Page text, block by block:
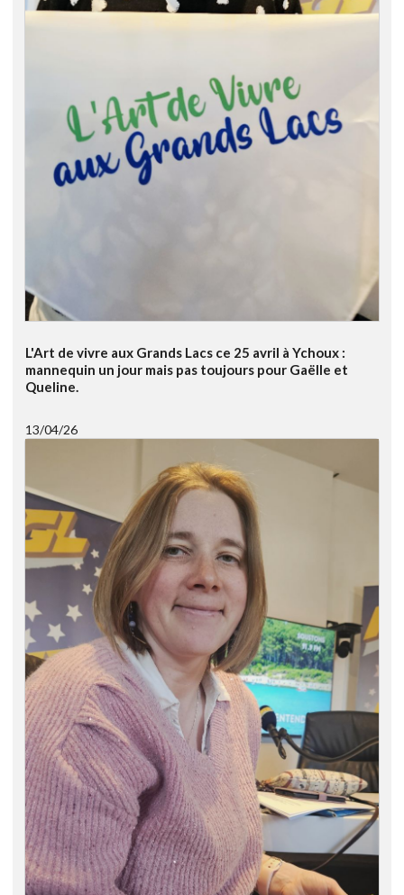
L'Art de vivre aux Grands Lacs ce 25 avril à Ychoux :
mannequin un jour mais pas toujours pour Gaëlle et
Queline.
13/04/26